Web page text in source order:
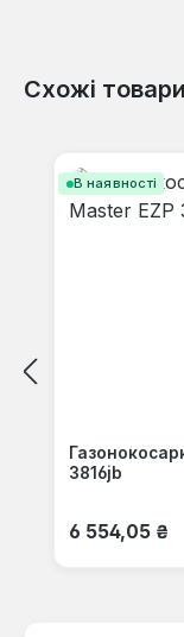
Схожі товари
В наявності
3816jb
Звичайна
6 554,05 ₴